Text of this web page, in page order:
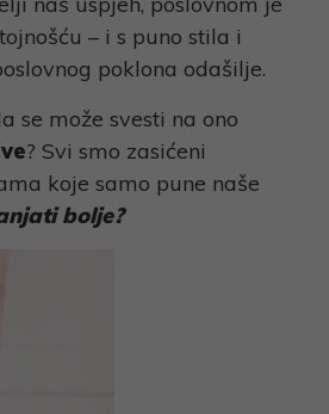
– i s puno stila i
poklona odašilje.
se može svesti na ono
? Svi smo zasićeni
koje samo pune naše
bolje?